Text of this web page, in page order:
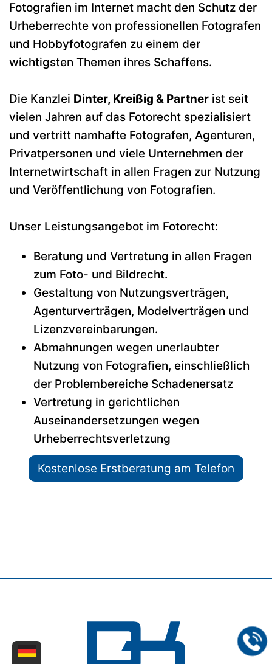
Fotografien im Internet macht den Schutz der
Urheberrechte von professionellen Fotografen
und Hobbyfotografen zu einem der
wichtigsten Themen ihres Schaffens.
Die Kanzlei Dinter, Kreißig & Partner ist seit
vielen Jahren auf das Fotorecht spezialisiert
und vertritt namhafte Fotografen, Agenturen,
Privatpersonen und viele Unternehmen der
Internetwirtschaft in allen Fragen zur Nutzung
und Veröffentlichung von Fotografien.
Unser Leistungsangebot im Fotorecht:
Beratung und Vertretung in allen Fragen
zum Foto- und Bildrecht.
Gestaltung von Nutzungsverträgen,
Agenturverträgen, Modelverträgen und
Lizenzvereinbarungen.
Abmahnungen wegen unerlaubter
Nutzung von Fotografien, einschließlich
der Problembereiche Schadenersatz
Vertretung in gerichtlichen
Auseinandersetzungen wegen
Urheberrechtsverletzung
Kostenlose Erstberatung am Telefon